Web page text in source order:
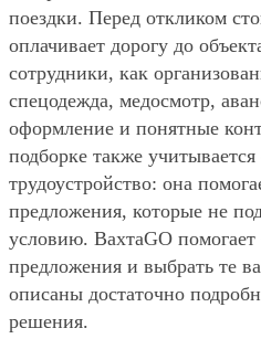
поездки. Перед откликом
оплачивает дорогу до
сотрудники, как
спецодежда, медосмотр,
оформление и понятные
подборке также
трудоустройство: она
предложения, которые не
условию. ВахтаGO помогает
предложения и выбрать те
описаны достаточно
решения.